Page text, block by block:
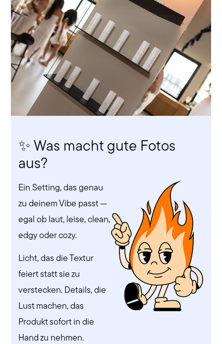
✨ Was macht gute Fotos
aus?
Ein Setting, das genau
zu deinem Vibe passt —
egal ob laut, leise, clean,
edgy oder cozy.
Licht, das die Textur
feiert statt sie zu
verstecken. Details, die
Lust machen, das
Produkt sofort in die
Hand zu nehmen.